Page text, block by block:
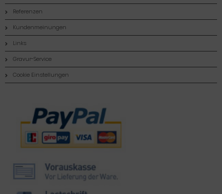
Referenzen
Kundenmeinungen
Links
Gravur-Service
Cookie Einstellungen
Zahlungsmethoden